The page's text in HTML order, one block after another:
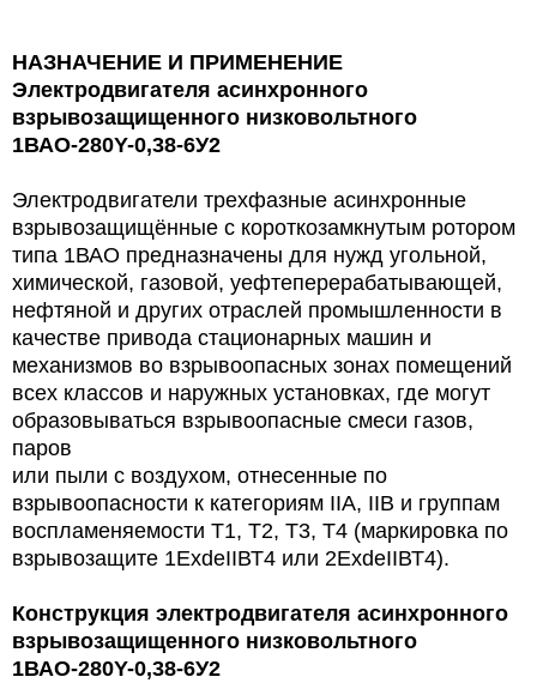
НАЗНАЧЕНИЕ И ПРИМЕНЕНИЕ
Электродвигателя асинхронного
взрывозащищенного низковольтного
1ВАО-280Y-0,38-6У2
Электродвигатели трехфазные асинхронные
взрывозащищённые с короткозамкнутым ротором
типа 1ВАО предназначены для нужд угольной,
химической, газовой, yефтеперерабатывающей,
нефтяной и других отраслей промышленности в
качестве привода стационарных машин и
механизмов во взрывоопасных зонах помещений
всех классов и наружных установках, где могут
образовываться взрывоопасные смеси газов,
паров
или пыли с воздухом, отнесенные по
взрывоопасности к категориям IIА, IIВ и группам
воспламеняемости Т1, Т2, Т3, Т4 (маркировка по
взрывозащите 1ЕхdeIIВТ4 или 2ЕхdeIIВТ4).
Конструкция электродвигателя асинхронного
взрывозащищенного низковольтного
1ВАО-280Y-0,38-6У2